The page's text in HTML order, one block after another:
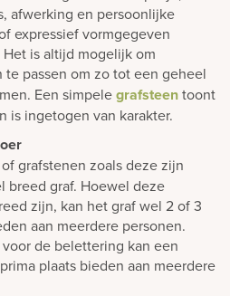
afwerking en persoonlijke
expressief vormgegeven
is altijd mogelijk om
te passen om zo tot een geheel
Een simpelegrafsteentoont
is ingetogen van karakter.
of grafstenen zoals deze zijn
breed graf. Hoewel deze
zijn, kan het graf wel 2 of 3
aan meerdere personen.
de belettering kan een
plaats bieden aan meerdere